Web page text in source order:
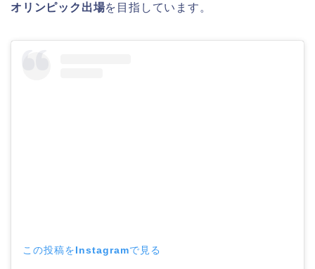
オリンピック出場を目指しています。
この投稿をInstagramで見る